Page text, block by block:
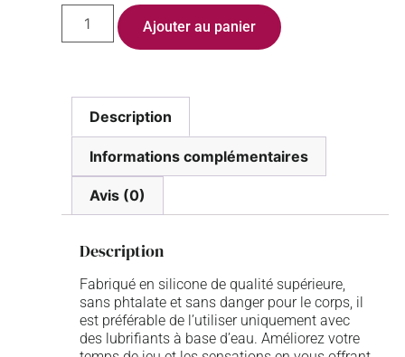
Ajouter au panier
Description
Informations complémentaires
Avis (0)
Description
Fabriqué en silicone de qualité supérieure,
sans phtalate et sans danger pour le corps, il
est préférable de l’utiliser uniquement avec
des lubrifiants à base d’eau. Améliorez votre